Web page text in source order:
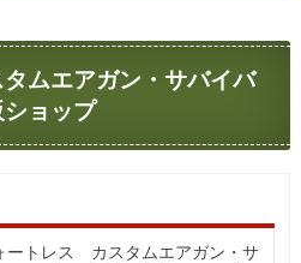
ムエアガン・サバイバ
ョップ
ートレス カスタムエアガン・サ